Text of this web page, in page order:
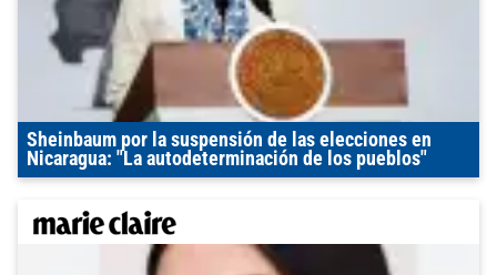
Sheinbaum por la suspensión de las elecciones en
Nicaragua: "La autodeterminación de los pueblos"